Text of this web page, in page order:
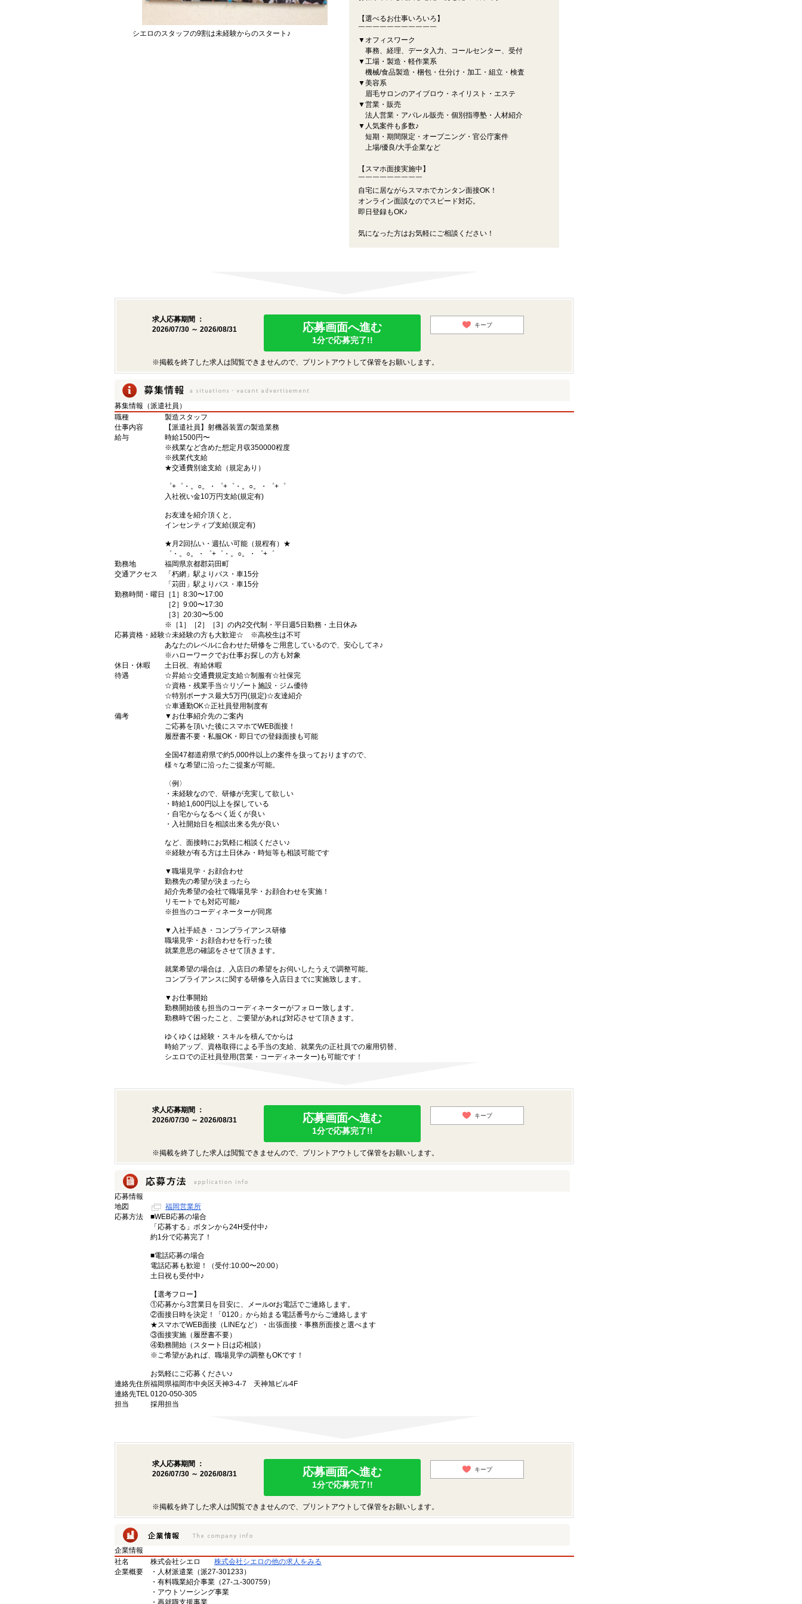
シエロのスタッフの9割は未経験からのスタート♪
【選べるお仕事いろいろ】
￣￣￣￣￣￣￣￣￣￣￣
▼オフィスワーク
事務、経理、データ入力、コールセンター、受付
▼工場・製造・軽作業系
機械/食品製造・梱包・仕分け・加工・組立・検査
▼美容系
眉毛サロンのアイブロウ・ネイリスト・エステ
▼営業・販売
法人営業・アパレル販売・個別指導塾・人材紹介
▼人気案件も多数♪
短期・期間限定・オープニング・官公庁案件
上場/優良/大手企業など
【スマホ面接実施中】
￣￣￣￣￣￣￣￣￣
自宅に居ながらスマホでカンタン面接OK！
オンライン面談なのでスピード対応。
即日登録もOK♪
気になった方はお気軽にご相談ください！
求人応募期間 ：
2026/07/30 ～ 2026/08/31
応募画面へ進む
1分で応募完了!!
キープ
※掲載を終了した求人は閲覧できませんので、プリントアウトして保管をお願いします。
募集情報（派遣社員）
職種
製造スタッフ
仕事内容
【派遣社員】射機器装置の製造業務
給与
時給1500円〜
※残業など含めた想定月収350000程度
※残業代支給
★交通費別途支給（規定あり）
゜+゜・。○。・゜+゜・。○。・゜+゜
入社祝い金10万円支給(規定有)
お友達を紹介頂くと,
インセンティブ支給(規定有)
★月2回払い・週払い可能（規程有）★
゜・。○。・゜+゜・。○。・゜+゜
勤務地
福岡県京都郡苅田町
交通アクセス
「朽網」駅よりバス・車15分
「苅田」駅よりバス・車15分
勤務時間・曜日
［1］8:30〜17:00
［2］9:00〜17:30
［3］20:30〜5:00
※［1］［2］［3］の内2交代制・平日週5日勤務・土日休み
応募資格・経験☆未経験の方も大歓迎☆ ※高校生は不可
あなたのレベルに合わせた研修をご用意しているので、安心してネ♪
※ハローワークでお仕事お探しの方も対象
休日・休暇
土日祝、有給休暇
待遇
☆昇給☆交通費規定支給☆制服有☆社保完
☆資格・残業手当☆リゾート施設・ジム優待
☆特別ボーナス最大5万円(規定)☆友達紹介
☆車通勤OK☆正社員登用制度有
備考
▼お仕事紹介先のご案内
ご応募を頂いた後にスマホでWEB面接！
履歴書不要・私服OK・即日での登録面接も可能
全国47都道府県で約5,000件以上の案件を扱っておりますので、
様々な希望に沿ったご提案が可能。
〈例〉
・未経験なので、研修が充実して欲しい
・時給1,600円以上を探している
・自宅からなるべく近くが良い
・入社開始日を相談出来る先が良い
など、面接時にお気軽に相談ください♪
※経験が有る方は土日休み・時短等も相談可能です
▼職場見学・お顔合わせ
勤務先の希望が決まったら
紹介先希望の会社で職場見学・お顔合わせを実施！
リモートでも対応可能♪
※担当のコーディネーターが同席
▼入社手続き・コンプライアンス研修
職場見学・お顔合わせを行った後
就業意思の確認をさせて頂きます。
就業希望の場合は、入店日の希望をお伺いしたうえで調整可能。
コンプライアンスに関する研修を入店日までに実施致します。
▼お仕事開始
勤務開始後も担当のコーディネーターがフォロー致します。
勤務時で困ったこと、ご要望があれば対応させて頂きます。
ゆくゆくは経験・スキルを積んでからは
時給アップ、資格取得による手当の支給、就業先の正社員での雇用切替、
シエロでの正社員登用(営業・コーディネーター)も可能です！
求人応募期間 ：
2026/07/30 ～ 2026/08/31
応募画面へ進む
1分で応募完了!!
キープ
※掲載を終了した求人は閲覧できませんので、プリントアウトして保管をお願いします。
応募情報
地図
福岡営業所
応募方法
■WEB応募の場合
「応募する」ボタンから24H受付中♪
約1分で応募完了！
■電話応募の場合
電話応募も歓迎！（受付:10:00〜20:00）
土日祝も受付中♪
【選考フロー】
①応募から3営業日を目安に、メールorお電話でご連絡します。
②面接日時を決定！「0120」から始まる電話番号からご連絡します
★スマホでWEB面接（LINEなど）・出張面接・事務所面接と選べます
③面接実施（履歴書不要）
④勤務開始（スタート日は応相談）
※ご希望があれば、職場見学の調整もOKです！
お気軽にご応募ください♪
連絡先住所福岡県福岡市中央区天神3-4-7 天神旭ビル4F
連絡先TEL0120-050-305
担当
採用担当
求人応募期間 ：
2026/07/30 ～ 2026/08/31
応募画面へ進む
1分で応募完了!!
キープ
※掲載を終了した求人は閲覧できませんので、プリントアウトして保管をお願いします。
企業情報
社名
株式会社シエロ
株式会社シエロの他の求人をみる
企業概要
・人材派遣業（派27-301233）
・有料職業紹介事業（27-ユ-300759）
・アウトソーシング事業
・再就職支援事業